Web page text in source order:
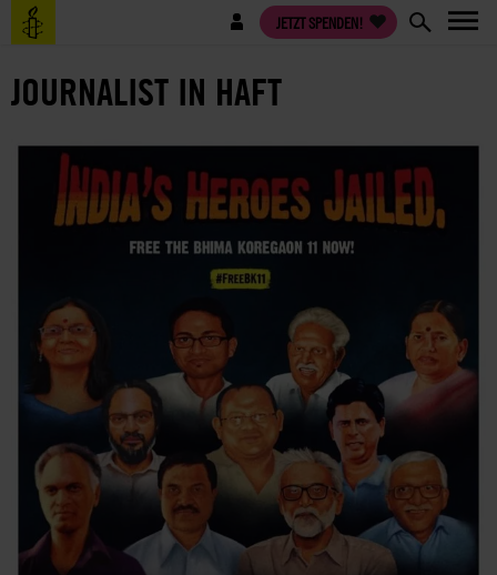
Direkt
zum
Benutzermenü JETZT SPENDEN!
JOURNALIST IN HAFT